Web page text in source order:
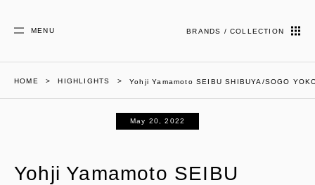
MENU BRANDS / COLLECTION
HOME HIGHLIGHTS Yohji Yamamoto SEIBU SHIBUYA/SOGO
May 20, 2022
Yohji Yamamoto SEIBU